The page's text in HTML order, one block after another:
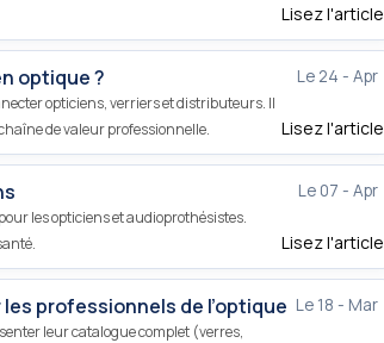
Lisez l'article
Le 24 - Apr
optique ?
opticiens, verriers et distributeurs. Il
de valeur professionnelle.
Lisez l'article
Le 07 - Apr
les opticiens et audioprothésistes.
Lisez l'article
Le 18 - Mar
professionnels de l’optique
leur catalogue complet (verres,